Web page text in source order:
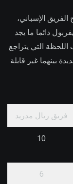
الفريق الإسباني،
دائما ما يجد
التي يتراجع
بينهما غير قابلة
فريق ريال مدريد
10
6